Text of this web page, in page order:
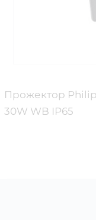
Прожектор
30W WB IP65